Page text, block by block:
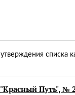
списка
"Красный Путь", №